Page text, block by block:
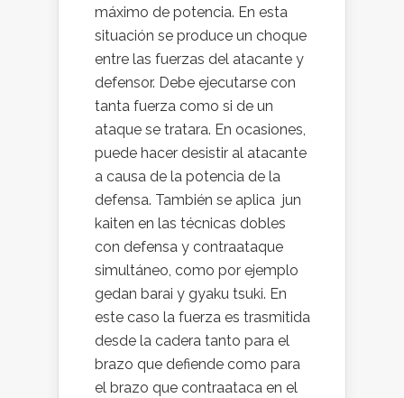
máximo de potencia. En esta
situación se produce un choque
entre las fuerzas del atacante y
defensor. Debe ejecutarse con
tanta fuerza como si de un
ataque se tratara. En ocasiones,
puede hacer desistir al atacante
a causa de la potencia de la
defensa. También se aplica jun
kaiten en las técnicas dobles
con defensa y contraataque
simultáneo, como por ejemplo
gedan barai y gyaku tsuki. En
este caso la fuerza es trasmitida
desde la cadera tanto para el
brazo que defiende como para
el brazo que contraataca en el